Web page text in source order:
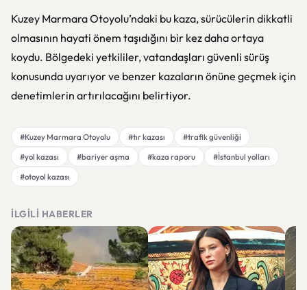
Kuzey Marmara Otoyolu’ndaki bu kaza, sürücülerin dikkatli
olmasının hayati önem taşıdığını bir kez daha ortaya
koydu. Bölgedeki yetkililer, vatandaşları güvenli sürüş
konusunda uyarıyor ve benzer kazaların önüne geçmek için
denetimlerin artırılacağını belirtiyor.
#Kuzey Marmara Otoyolu #tır kazası
#trafik güvenliği
#yol kazası
#bariyer aşma #kaza raporu
#İstanbul yolları
#otoyol kazası
İLGILI HABERLER